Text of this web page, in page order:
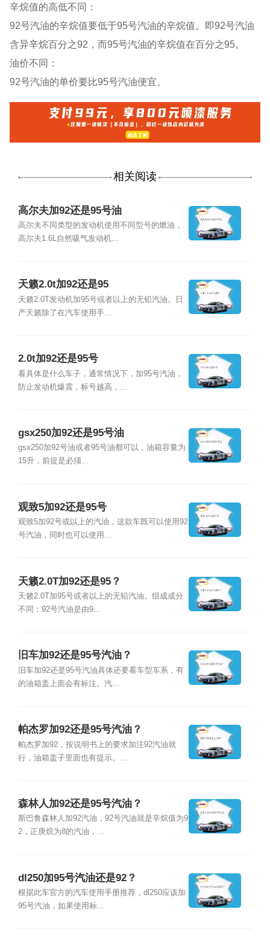
辛烷值的高低不同：
92号汽油的辛烷值要低于95号汽油的辛烷值。即92号汽油
含异辛烷百分之92，而95号汽油的辛烷值在百分之95。
油价不同：
92号汽油的单价要比95号汽油便宜。
相关阅读
高尔夫加92还是95号油
高尔夫不同类型的发动机使用不同型号的燃油，
高尔夫1.6L自然吸气发动机...
天籁2.0t加92还是95
天籁2.0T发动机加95号或者以上的无铅汽油。日
产天籁除了在汽车使用手...
2.0t加92还是95号
看具体是什么车子，通常情况下，加95号汽油，
防止发动机爆震，标号越高，...
gsx250加92还是95号油
gsx250加92号油或者95号油都可以，油箱容量为
15升，前提是必须...
观致5加92还是95号
观致5加92号或以上的汽油，这款车既可以使用92
号汽油，同时也可以使用...
天籁2.0T加92还是95？
天籁2.0T加95号或者以上的无铅汽油。组成成分
不同：92号汽油是由9...
旧车加92还是95号汽油？
旧车加92还是95号汽油具体还要看车型车系，有
的油箱盖上面会有标注。汽...
帕杰罗加92还是95号汽油？
帕杰罗加92，按说明书上的要求加注92汽油就
行，油箱盖子里面也有提示。...
森林人加92还是95号汽油？
斯巴鲁森林人加92汽油，92号汽油就是辛烷值为9
2，正庚烷为8的汽油，...
dl250加95号汽油还是92？
根据此车官方的汽车使用手册推荐，dl250应该加
95号汽油，如果使用标...